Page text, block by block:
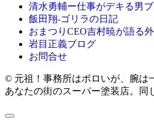
清水勇輔ー仕事がデキる男
飯田翔-ゴリラの日記
おまつりCEO吉村暁が語る
岩目正義ブログ
お問合せ
© 元祖！事務所はボロいが、腕は
あなたの街のスーパー塗装店。同